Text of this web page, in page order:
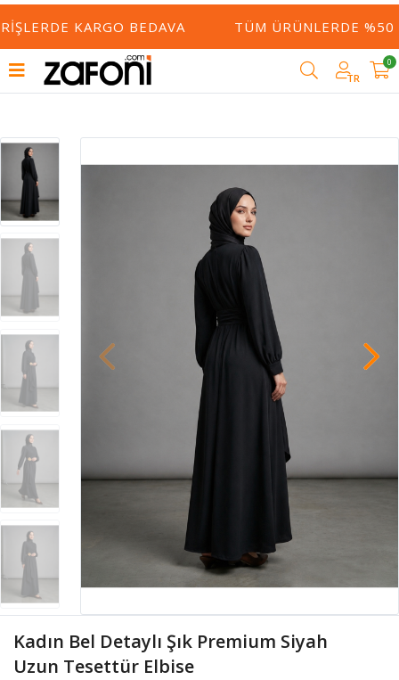
KARGO BEDAVA TÜM ÜRÜNLERDE %50
TR
0
Kadın Bel Detaylı Şık Premium Siyah
Uzun Tesettür Elbise